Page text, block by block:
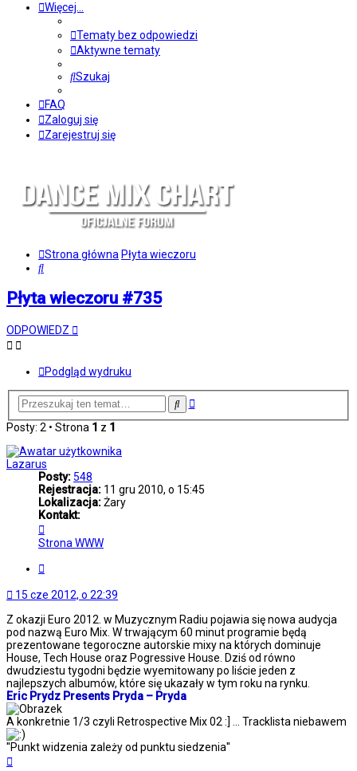
Więcej…
Tematy bez odpowiedzi
Aktywne tematy
Szukaj
FAQ
Zaloguj się
Zarejestruj się
Strona główna Płyta wieczoru
Szukaj
Płyta wieczoru #735
ODPOWIEDZ
Podgląd wydruku
SzukajWyszukiwanie
Posty: 2 • Strona 1 z 1
Lazarus
Posty:548
Rejestracja: 11 gru 2010, o 15:45
Lokalizacja:Żary
Kontakt:
się
z
Strona WWW
15 cze 2012, o 22:39
Z okazji Euro 2012. w Muzycznym Radiu pojawia się nowa audycja
pod nazwą Euro Mix. W trwającym 60 minut programie będą
prezentowane tegoroczne autorskie mixy na których dominuje
House, Tech House oraz Pogressive House. Dziś od równo
dwudziestu tygodni będzie wyemitowany po liście jeden z
najlepszych albumów, które się ukazały w tym roku na rynku.
Eric Prydz Presents Pryda ‎– Pryda
A konkretnie 1/3 czyli Retrospective Mix 02 :] ... Tracklista niebawem
''Punkt widzenia zależy od punktu siedzenia''